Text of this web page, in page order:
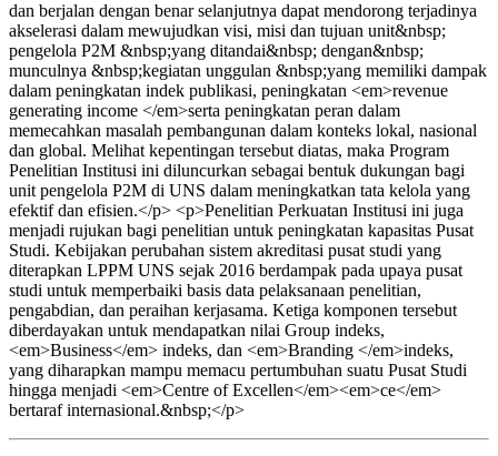
dan berjalan dengan benar selanjutnya dapat mendorong terjadinya
akselerasi dalam mewujudkan visi, misi dan tujuan unit&nbsp;
pengelola P2M &nbsp;yang ditandai&nbsp; dengan&nbsp;
munculnya &nbsp;kegiatan unggulan &nbsp;yang memiliki dampak
dalam peningkatan indek publikasi, peningkatan <em>revenue
generating income </em>serta peningkatan peran dalam
memecahkan masalah pembangunan dalam konteks lokal, nasional
dan global. Melihat kepentingan tersebut diatas, maka Program
Penelitian Institusi ini diluncurkan sebagai bentuk dukungan bagi
unit pengelola P2M di UNS dalam meningkatkan tata kelola yang
efektif dan efisien.</p> <p>Penelitian Perkuatan Institusi ini juga
menjadi rujukan bagi penelitian untuk peningkatan kapasitas Pusat
Studi. Kebijakan perubahan sistem akreditasi pusat studi yang
diterapkan LPPM UNS sejak 2016 berdampak pada upaya pusat
studi untuk memperbaiki basis data pelaksanaan penelitian,
pengabdian, dan peraihan kerjasama. Ketiga komponen tersebut
diberdayakan untuk mendapatkan nilai Group indeks,
<em>Business</em> indeks, dan <em>Branding </em>indeks,
yang diharapkan mampu memacu pertumbuhan suatu Pusat Studi
hingga menjadi <em>Centre of Excellen</em><em>ce</em>
bertaraf internasional.&nbsp;</p>